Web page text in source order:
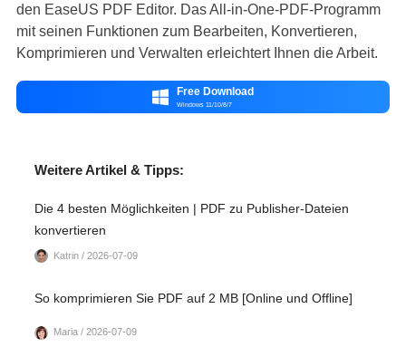
den EaseUS PDF Editor. Das All-in-One-PDF-Programm
mit seinen Funktionen zum Bearbeiten, Konvertieren,
Komprimieren und Verwalten erleichtert Ihnen die Arbeit.
 Free Download
Windows 11/10/8/7
Weitere Artikel & Tipps:
Die 4 besten Möglichkeiten | PDF zu Publisher-Dateien
konvertieren
Katrin / 2026-07-09
So komprimieren Sie PDF auf 2 MB [Online und Offline]
Maria / 2026-07-09